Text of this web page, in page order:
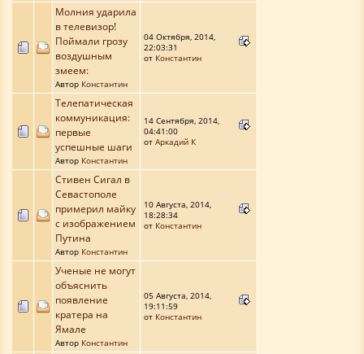
Молния ударила
в телевизор!
Поймали грозу
воздушным
змеем:
Автор Константин
04 Октября, 2014,
22:03:31
от Константин
Телепатическая
коммуникация:
первые
успешные шаги
Автор Константин
14 Сентября, 2014,
04:41:00
от Аркадий К
Стивен Сигал в
Севастополе
примерил майку
с изображением
Путина
Автор Константин
10 Августа, 2014,
18:28:34
от Константин
Ученые не могут
объяснить
появление
кратера на
Ямале
Автор Константин
05 Августа, 2014,
19:11:59
от Константин